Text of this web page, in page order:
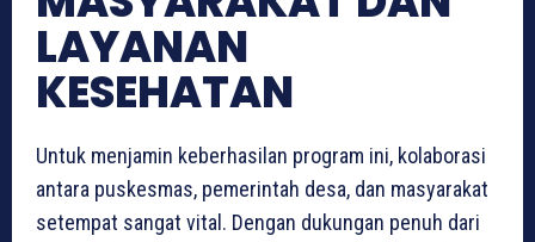
LAYANAN
KESEHATAN
Untuk menjamin keberhasilan program ini, kolaborasi
antara puskesmas, pemerintah desa, dan masyarakat
setempat sangat vital. Dengan dukungan penuh dari